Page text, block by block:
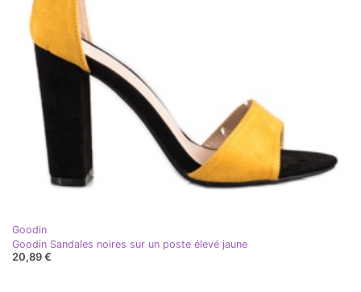
Goodin
Goodin Sandales noires sur un poste élevé jaune
20,89 €